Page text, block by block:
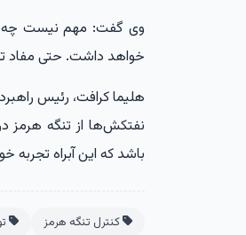
وی گفت: مهم نیست چه
خواهد داشت. حتی مفاد
هلیما کرافت، رئیس
نفتکش‌ها از تنگه هرمز
باشد که این آبراه تجربه
کنترل تنگه هرمز